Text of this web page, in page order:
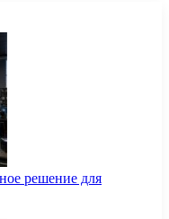
решение для